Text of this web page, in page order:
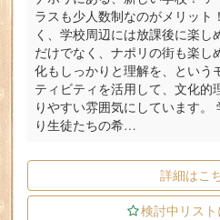
ラスも少人数制なのがメリッ
く、学校周辺には放課後に楽し
だけでなく、ナポリの街も楽し
化もしっかりと理解を、という
ティビティを活用して、文化的
りやすい雰囲気にしています。
り生徒たちの希…
詳細はこ
検討中リス